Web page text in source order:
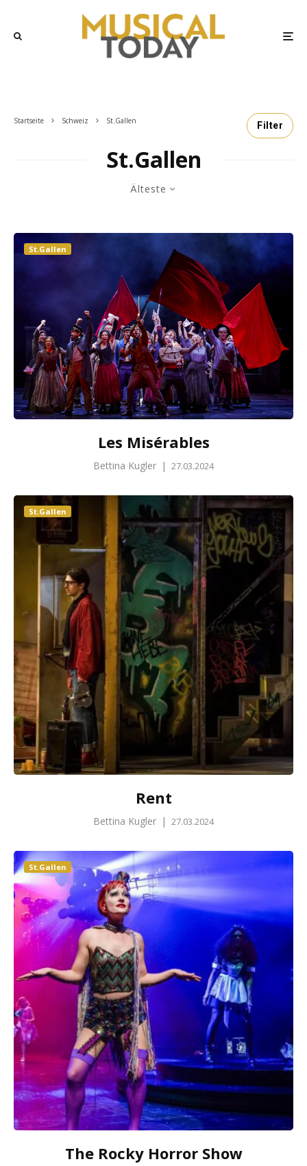
Startseite Schweiz St.Gallen Filter
St.Gallen
Älteste
St.Gallen
Les Misérables
Bettina Kugler | 27.03.2024
St.Gallen
Rent
Bettina Kugler | 27.03.2024
St.Gallen
The Rocky Horror Show